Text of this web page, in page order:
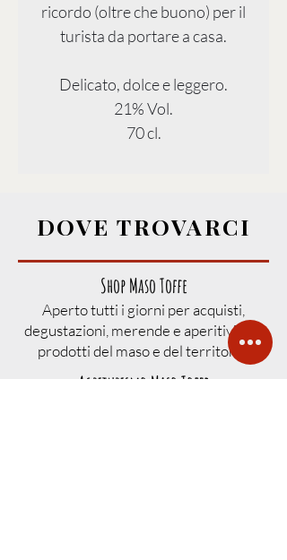
ricordo (oltre che buono) per il
turista da portare a casa.
Delicato, dolce e leggero.
21% Vol.
70 cl.
DOVE TROVARCI
Shop Maso Toffe
Aperto tutti i giorni per acquisti,
degustazioni, merende e aperitivi con
prodotti del maso e del territorio.
Agriturismo Maso Toffe